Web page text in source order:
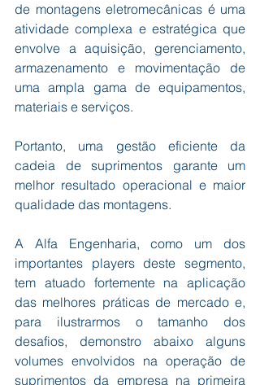
de montagens eletromecânicas é uma
atividade complexa e estratégica que
envolve a aquisição, gerenciamento,
armazenamento e movimentação de
uma ampla gama de equipamentos,
materiais e serviços.
Portanto, uma gestão eficiente da
cadeia de suprimentos garante um
melhor resultado operacional e maior
qualidade das montagens.
A Alfa Engenharia, como um dos
importantes players deste segmento,
tem atuado fortemente na aplicação
das melhores práticas de mercado e,
para ilustrarmos o tamanho dos
desafios, demonstro abaixo alguns
volumes envolvidos na operação de
suprimentos da empresa na primeira